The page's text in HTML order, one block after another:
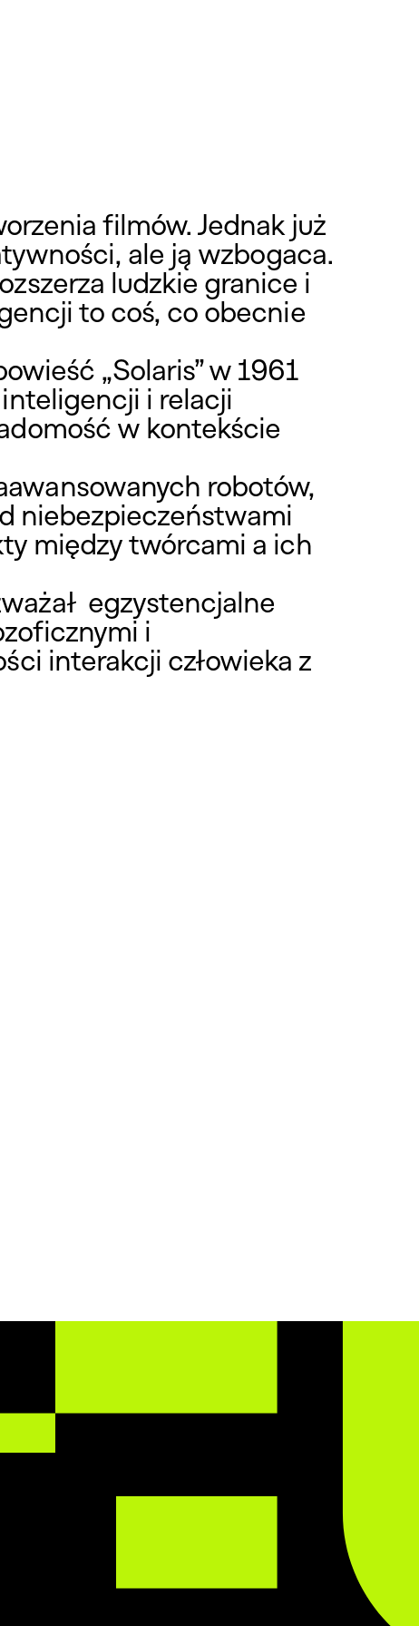
filmów. Jednak już
ale ją wzbogaca.
ludzkie granice i
to coś, co obecnie
„Solaris” w 1961
inteligencji i relacji
w kontekście
robotów,
niebezpieczeństwami
między twórcami a ich
egzystencjalne
i
interakcji człowieka z